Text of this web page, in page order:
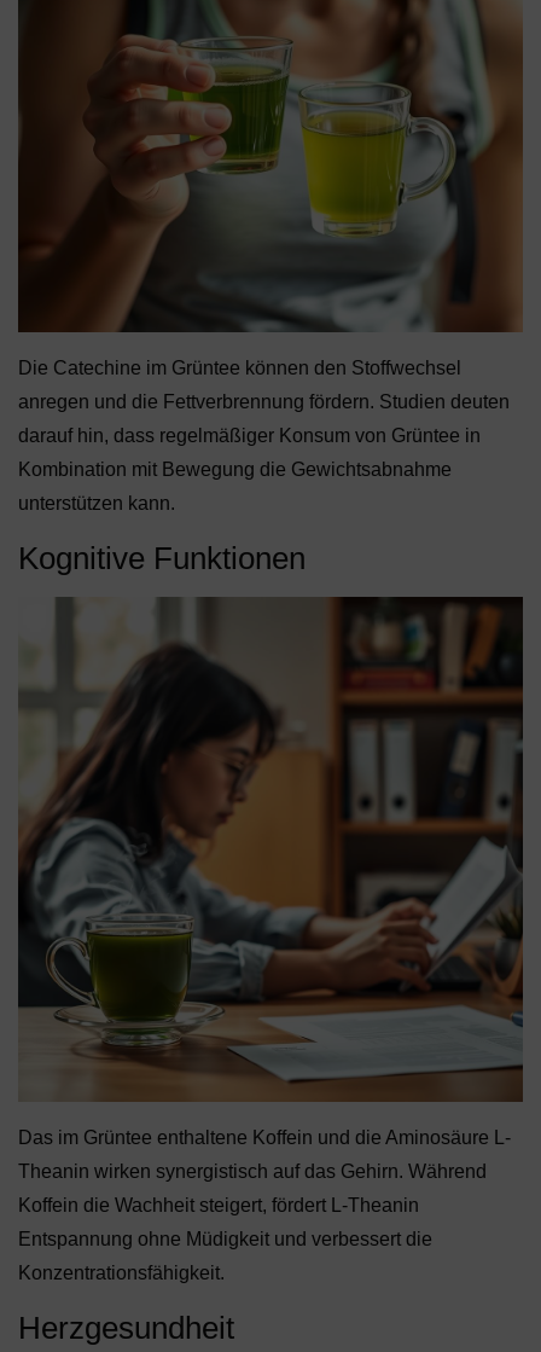
Die Catechine im Grüntee können den Stoffwechsel
anregen und die Fettverbrennung fördern. Studien deuten
darauf hin, dass regelmäßiger Konsum von Grüntee in
Kombination mit Bewegung die Gewichtsabnahme
unterstützen kann.
Kognitive Funktionen
Das im Grüntee enthaltene Koffein und die Aminosäure L-
Theanin wirken synergistisch auf das Gehirn. Während
Koffein die Wachheit steigert, fördert L-Theanin
Entspannung ohne Müdigkeit und verbessert die
Konzentrationsfähigkeit.
Herzgesundheit